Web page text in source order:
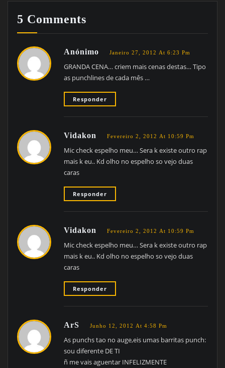
5 Comments
Anónimo Janeiro 27, 2012 At 6:23 Pm
GRANDA CENA… criem mais cenas destas… Tipo
as punchlines de cada mês …
Responder
Vidakon Fevereiro 2, 2012 At 10:59 Pm
Mic check espelho meu… Sera k existe outro rap
mais k eu.. Kd olho no espelho so vejo duas
caras
Responder
Vidakon Fevereiro 2, 2012 At 10:59 Pm
Mic check espelho meu… Sera k existe outro rap
mais k eu.. Kd olho no espelho so vejo duas
caras
Responder
ArS Junho 12, 2012 At 4:58 Pm
As punchs tao no auge,eis umas barritas punch:
sou diferente DE TI
ñ me vais aguentar INFELIZMENTE